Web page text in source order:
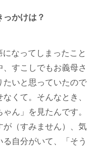
かけは？
なってしまったこと
すこしでもお義母さ
いと思っていたので
くて。そんなとき、
ん」を見たんです。
（すみません）、気
自分がいて、「そう